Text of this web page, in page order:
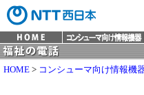
HOME > コンシューマ向け情報機